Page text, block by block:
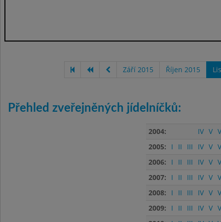
Září 2015 Říjen 2015
Přehled zveřejněných jídelníčků:
2004: IV V
2005:
I II III IV V
2006:
I II III IV V
2007:
I II III IV V
2008:
I II III IV V
2009:
I II III IV V